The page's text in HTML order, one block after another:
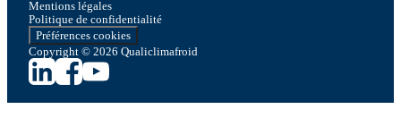
Mentions légales
Politique de confidentialité
Préférences cookies
Copyright © 2026 Qualiclimafroid